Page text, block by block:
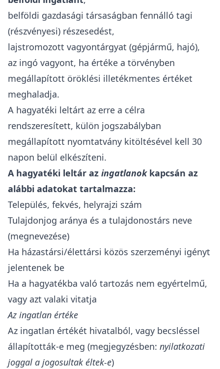
belföldi gazdasági társaságban fennálló tagi
(részvényesi) részesedést,
lajstromozott vagyontárgyat (gépjármű, hajó),
az ingó vagyont, ha értéke a törvényben
megállapított öröklési illetékmentes értéket
meghaladja.
A hagyatéki leltárt az erre a célra
rendszeresített, külön jogszabályban
megállapított nyomtatvány kitöltésével kell 30
napon belül elkészíteni.
A hagyatéki leltár az ingatlanok kapcsán az
alábbi adatokat tartalmazza:
Település, fekvés, helyrajzi szám
Tulajdonjog aránya és a tulajdonostárs neve
(megnevezése)
Ha házastársi/élettársi közös szerzeményi igényt
jelentenek be
Ha a hagyatékba való tartozás nem egyértelmű,
vagy azt valaki vitatja
Az ingatlan értéke
Az ingatlan értékét hivatalból, vagy becsléssel
állapították-e meg (megjegyzésben: nyilatkozati
joggal a jogosultak éltek-e)